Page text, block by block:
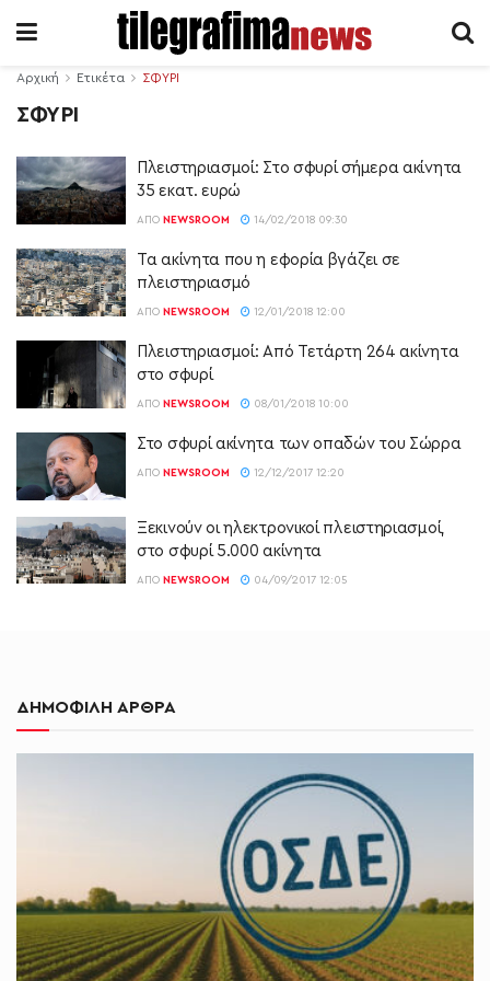
Αρχική Ετικέτα ΣΦΥΡΙ
ΣΦΥΡΙ
Πλειστηριασμοί: Στο σφυρί σήμερα ακίνητα
35 εκατ. ευρώ
ΑΠΌ NEWSROOM 14/02/2018 09:30
Τα ακίνητα που η εφορία βγάζει σε
πλειστηριασμό
ΑΠΌ NEWSROOM 12/01/2018 12:00
Πλειστηριασμοί: Από Τετάρτη 264 ακίνητα
στο σφυρί
ΑΠΌ NEWSROOM 08/01/2018 10:00
Στο σφυρί ακίνητα των οπαδών του Σώρρα
ΑΠΌ NEWSROOM 12/12/2017 12:20
Ξεκινούν οι ηλεκτρονικοί πλειστηριασμοί,
στο σφυρί 5.000 ακίνητα
ΑΠΌ NEWSROOM 04/09/2017 12:05
ΔΗΜΟΦΙΛΗ ΑΡΘΡΑ